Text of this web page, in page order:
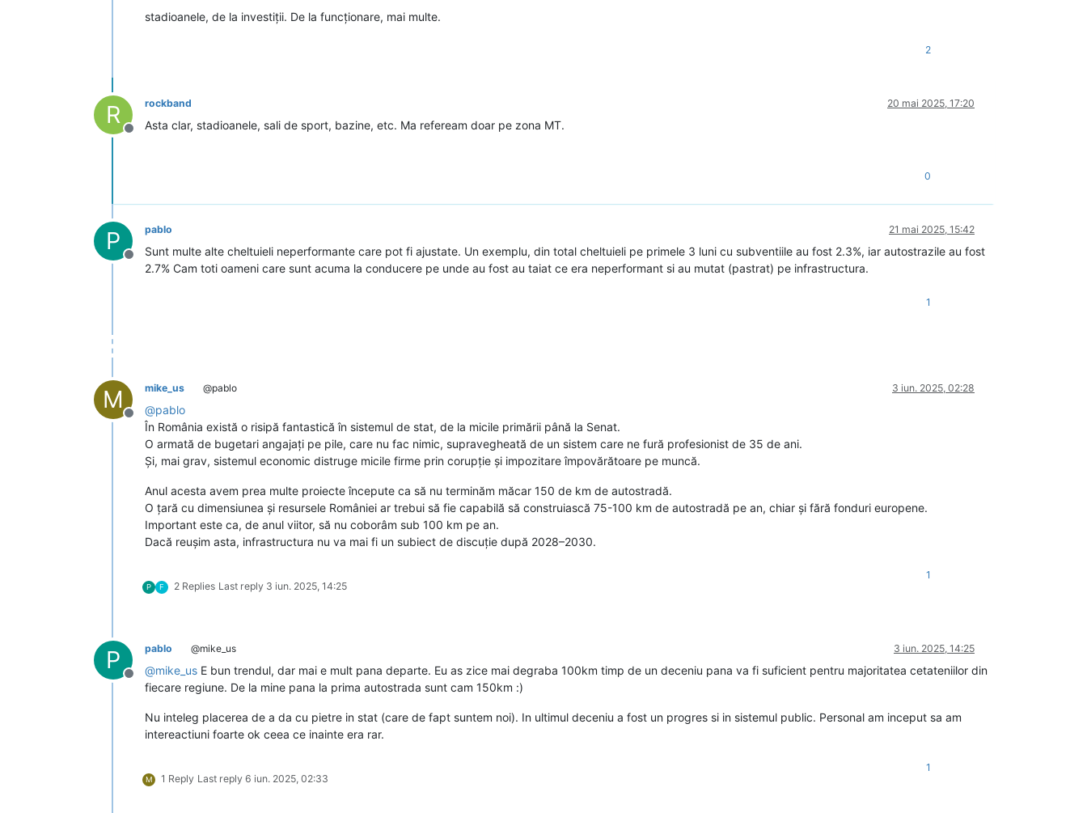
stadioanele, de la investiții. De la funcționare, mai multe.
2
R
Deconectat
rockband 20 mai 2025, 17:20
Asta clar, stadioanele, sali de sport, bazine, etc. Ma refeream doar pe zona MT.
0
P
Deconectat
pablo 21 mai 2025, 15:42
Sunt multe alte cheltuieli neperformante care pot fi ajustate. Un exemplu, din total cheltuieli pe primele 3 luni cu subventiile au fost 2.3%, iar autostrazile au fost
2.7% Cam toti oameni care sunt acuma la conducere pe unde au fost au taiat ce era neperformant si au mutat (pastrat) pe infrastructura.
1
M
Deconectat
mike_us @pablo 3 iun. 2025, 02:28
@pablo
În România există o risipă fantastică în sistemul de stat, de la micile primării până la Senat.
O armată de bugetari angajați pe pile, care nu fac nimic, supravegheată de un sistem care ne fură profesionist de 35 de ani.
Și, mai grav, sistemul economic distruge micile firme prin corupție și impozitare împovărătoare pe muncă.
Anul acesta avem prea multe proiecte începute ca să nu terminăm măcar 150 de km de autostradă.
O țară cu dimensiunea și resursele României ar trebui să fie capabilă să construiască 75-100 km de autostradă pe an, chiar și fără fonduri europene.
Important este ca, de anul viitor, să nu coborâm sub 100 km pe an.
Dacă reușim asta, infrastructura nu va mai fi un subiect de discuție după 2028–2030.
P F 2 Replies Last reply 3 iun. 2025, 14:25
1
P
Deconectat
pablo @mike_us 3 iun. 2025, 14:25
@mike_us E bun trendul, dar mai e mult pana departe. Eu as zice mai degraba 100km timp de un deceniu pana va fi suficient pentru majoritatea cetateniilor din
fiecare regiune. De la mine pana la prima autostrada sunt cam 150km :)
Nu inteleg placerea de a da cu pietre in stat (care de fapt suntem noi). In ultimul deceniu a fost un progres si in sistemul public. Personal am inceput sa am
intereactiuni foarte ok ceea ce inainte era rar.
M 1 Reply Last reply 6 iun. 2025, 02:33
1